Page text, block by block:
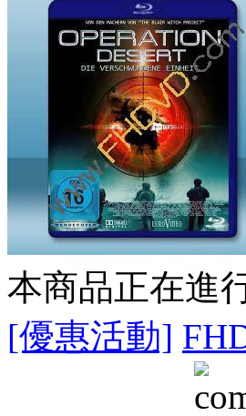
本商品正在進
[優惠活動]